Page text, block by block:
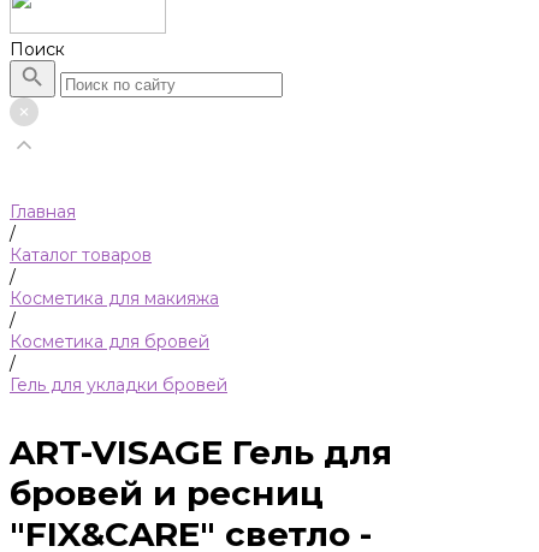
Поиск
Главная
/
Каталог товаров
/
Косметика для макияжа
/
Косметика для бровей
/
Гель для укладки бровей
ART-VISAGE Гель для
бровей и ресниц
"FIX&CARE" светло -